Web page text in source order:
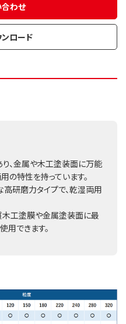
わせ
ロード
、金属や木工塗装面に万能
の特性を持っています。
研磨力タイプで、乾湿両用
木工塗膜や金属塗装面に最
用できます。